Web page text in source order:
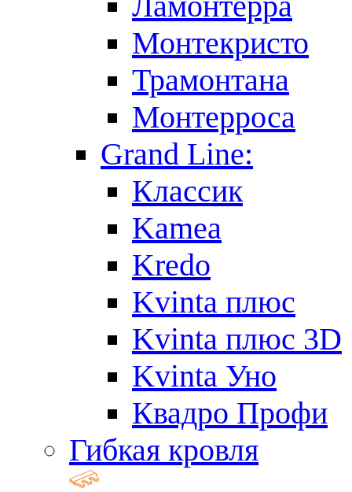
Монтекристо
Трамонтана
Монтерроса
Grand Line:
Классик
Kamea
Kredo
Kvinta плюс
Kvinta плюс 3D
Kvinta Уно
Квадро Профи
Гибкая кровля